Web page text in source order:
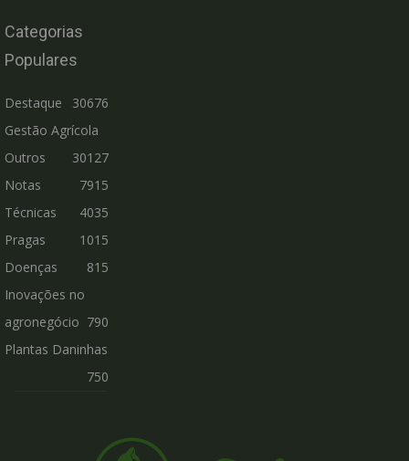
Categorias
Populares
Destaque
30676
Gestão Agrícola
30127
Outros
7915
Notas
Técnicas
4035
Pragas
1015
Doenças
815
Inovações no
agronegócio 790
Plantas Daninhas
750